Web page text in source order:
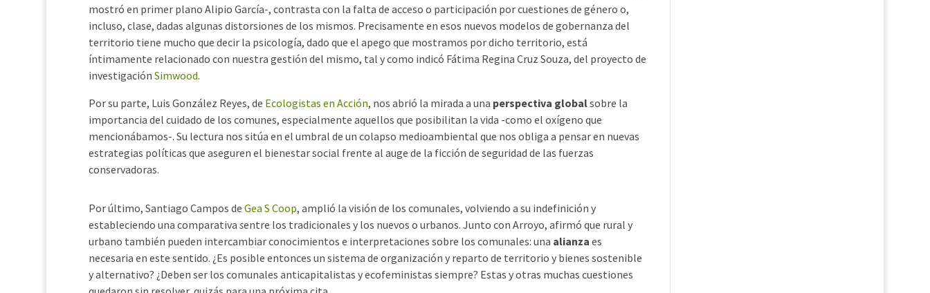
mostró en primer plano Alipio García-, contrasta con la falta de acceso o participación por cuestiones de género o,
incluso, clase, dadas algunas distorsiones de los mismos. Precisamente en esos nuevos modelos de gobernanza del
territorio tiene mucho que decir la psicología, dado que el apego que mostramos por dicho territorio, está
íntimamente relacionado con nuestra gestión del mismo, tal y como indicó Fátima Regina Cruz Souza, del proyecto de
investigación Simwood.
Por su parte, Luis González Reyes, de Ecologistas en Acción, nos abrió la mirada a una perspectiva globalsobre la
importancia del cuidado de los comunes, especialmente aquellos que posibilitan la vida -como el oxígeno que
mencionábamos-. Su lectura nos sitúa en el umbral de un colapso medioambiental que nos obliga a pensar en nuevas
estrategias políticas que aseguren el bienestar social frente al auge de la ficción de seguridad de las fuerzas
conservadoras.
Por último, Santiago Campos de Gea S Coop, amplió la visión de los comunales, volviendo a su indefinición y
estableciendo una comparativa sentre los tradicionales y los nuevos o urbanos. Junto con Arroyo, afirmó que rural y
urbano también pueden intercambiar conocimientos e interpretaciones sobre los comunales: una alianza es
necesaria en este sentido. ¿Es posible entonces un sistema de organización y reparto de territorio y bienes sostenible
y alternativo? ¿Deben ser los comunales anticapitalistas y ecofeministas siempre? Estas y otras muchas cuestiones